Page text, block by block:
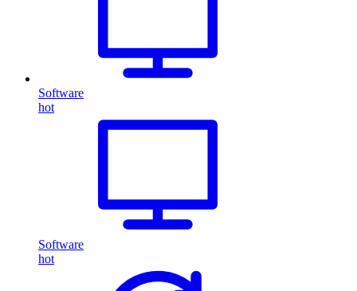
Software
hot
Software
hot